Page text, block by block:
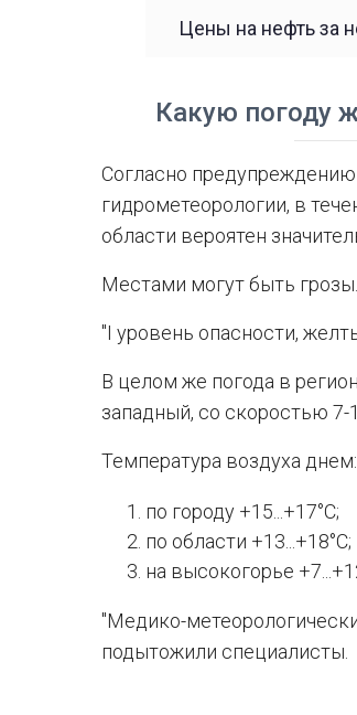
Цены на нефть за
Какую погоду
Согласно
гидрометеорологии, в
области вероятен
Местами могут быть грозы.
"I уровень опасности,
В целом же погода в
западный, со скоростью 7-
Температура воздуха днем:
по городу +15...+17°C;
по области +13...+18°C;
на высокогорье
"Медико-
подытожили специалисты.